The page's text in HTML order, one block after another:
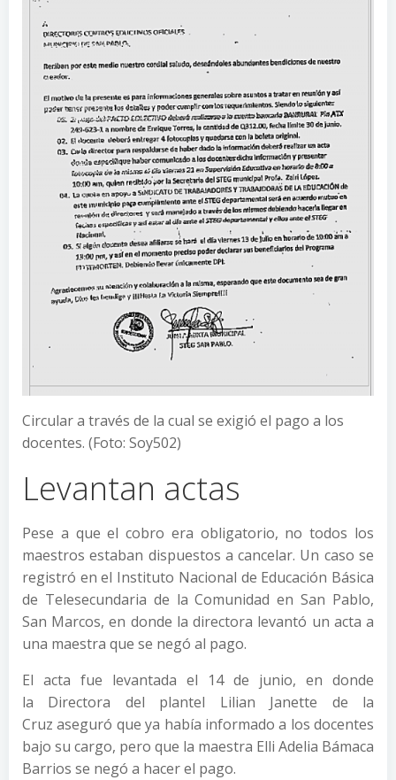
Circular a través de la cual se exigió el pago a los
docentes. (Foto: Soy502)
Levantan actas
Pese a que el cobro era obligatorio, no todos los
maestros estaban dispuestos a cancelar. Un caso se
registró en el Instituto Nacional de Educación Básica
de Telesecundaria de la Comunidad en San Pablo,
San Marcos, en donde la directora levantó un acta a
una maestra que se negó al pago.
El acta fue levantada el 14 de junio, en donde
la Directora del plantel Lilian Janette de la
Cruz aseguró que ya había informado a los docentes
bajo su cargo, pero que la maestra Elli Adelia Bámaca
Barrios se negó a hacer el pago.